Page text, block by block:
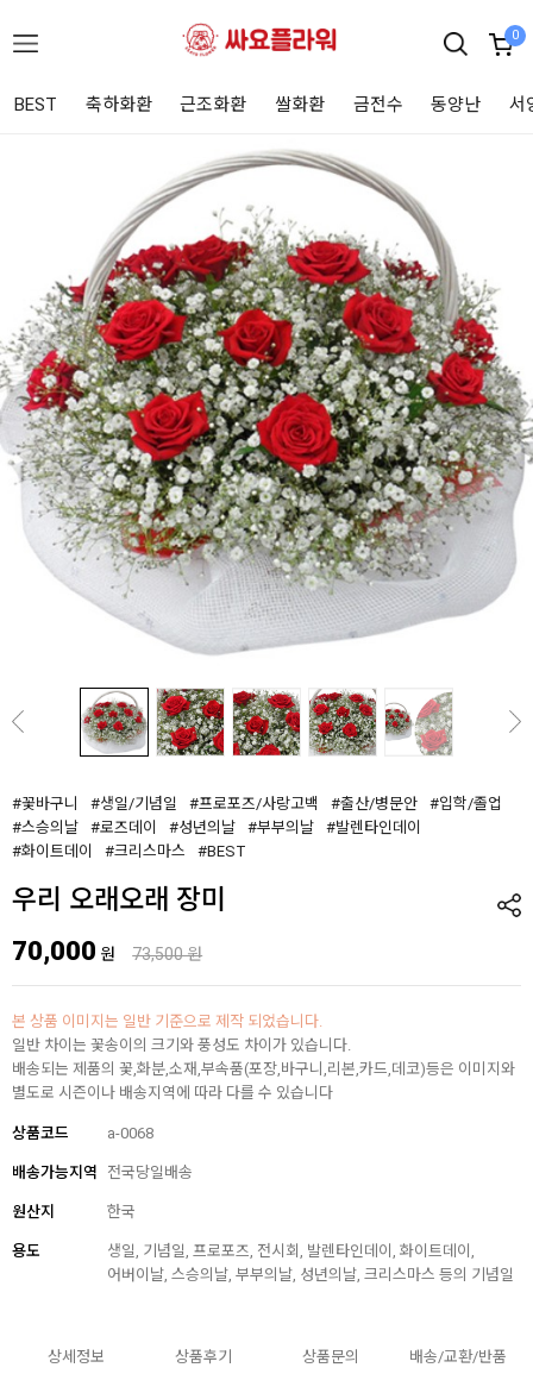
0
BEST 축하화환 근조화환 쌀화환 금전수 동양난 서
#꽃바구니 #생일/기념일 #프로포즈/사랑고백 #출산/병문안
#입학/졸업
#스승의날
#로즈데이 #성년의날 #부부의날
#발렌타인데이
#화이트데이
#크리스마스 #BEST
우리 오래오래 장미
70,000 원 73,500 원
본 상품 이미지는 일반 기준으로 제작 되었습니다.
일반 차이는 꽃송이의 크기와 풍성도 차이가 있습니다.
배송되는 제품의 꽃,화분,소재,부속품(포장,바구니,리본,카드,데코)등은 이미지와
별도로 시즌이나 배송지역에 따라 다를 수 있습니다
상품코드 a-0068
배송가능지역 전국당일배송
원산지 한국
용도
생일, 기념일, 프로포즈, 전시회, 발렌타인데이, 화이트데이,
어버이날, 스승의날, 부부의날, 성년의날, 크리스마스 등의 기념일
상세정보 상품후기 상품문의 배송/교환/반품